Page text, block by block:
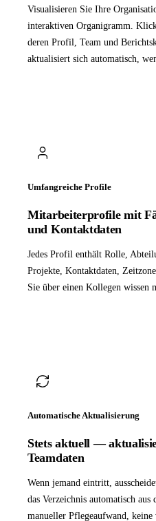
Visualisieren Sie Ihre
interaktiven Organigramm.
deren Profil, Team und
aktualisiert sich automatisch,
Umfangreiche Profile
Mitarbeiterprofile mit
und Kontaktdaten
Jedes Profil enthält Rolle,
Projekte, Kontaktdaten,
Sie über einen Kollegen wissen
Automatische Aktualisierung
Stets aktuell —
Teamdaten
Wenn jemand eintritt,
das Verzeichnis automatisch
manueller Pflegeaufwand,